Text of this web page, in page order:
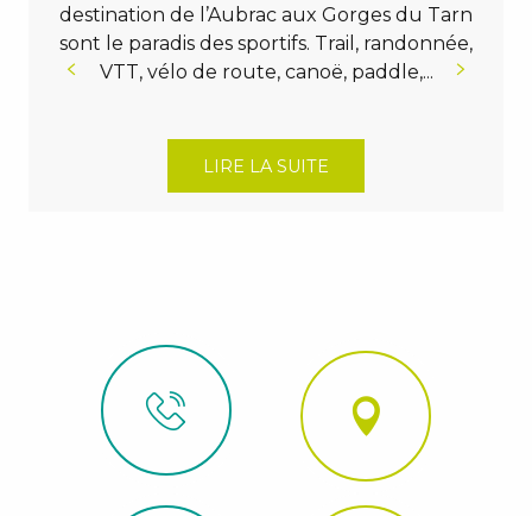
destination de l’Aubrac aux Gorges du Tarn
sont le paradis des sportifs. Trail, randonnée,
VTT, vélo de route, canoë, paddle,...
LIRE LA SUITE